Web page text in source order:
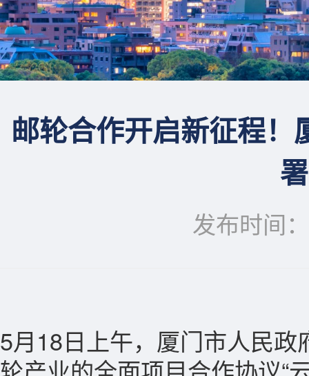
邮轮合作开启新征程
发布时间
5月18日上午，厦门市人民